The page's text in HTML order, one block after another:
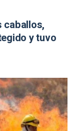
caballos,
y tuvo